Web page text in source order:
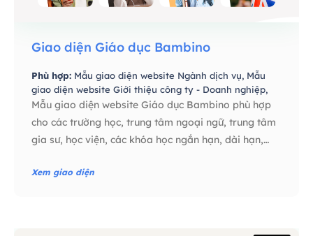
Giao diện Giáo dục Bambino
Phù hợp: Mẫu giao diện website Ngành dịch vụ, Mẫu
giao diện website Giới thiệu công ty - Doanh nghiệp,
Mẫu giao diện website Giáo dục Bambino phù hợp
cho các trường học, trung tâm ngoại ngữ, trung tâm
gia sư, học viện, các khóa học ngắn hạn, dài hạn,…
Xem giao diện